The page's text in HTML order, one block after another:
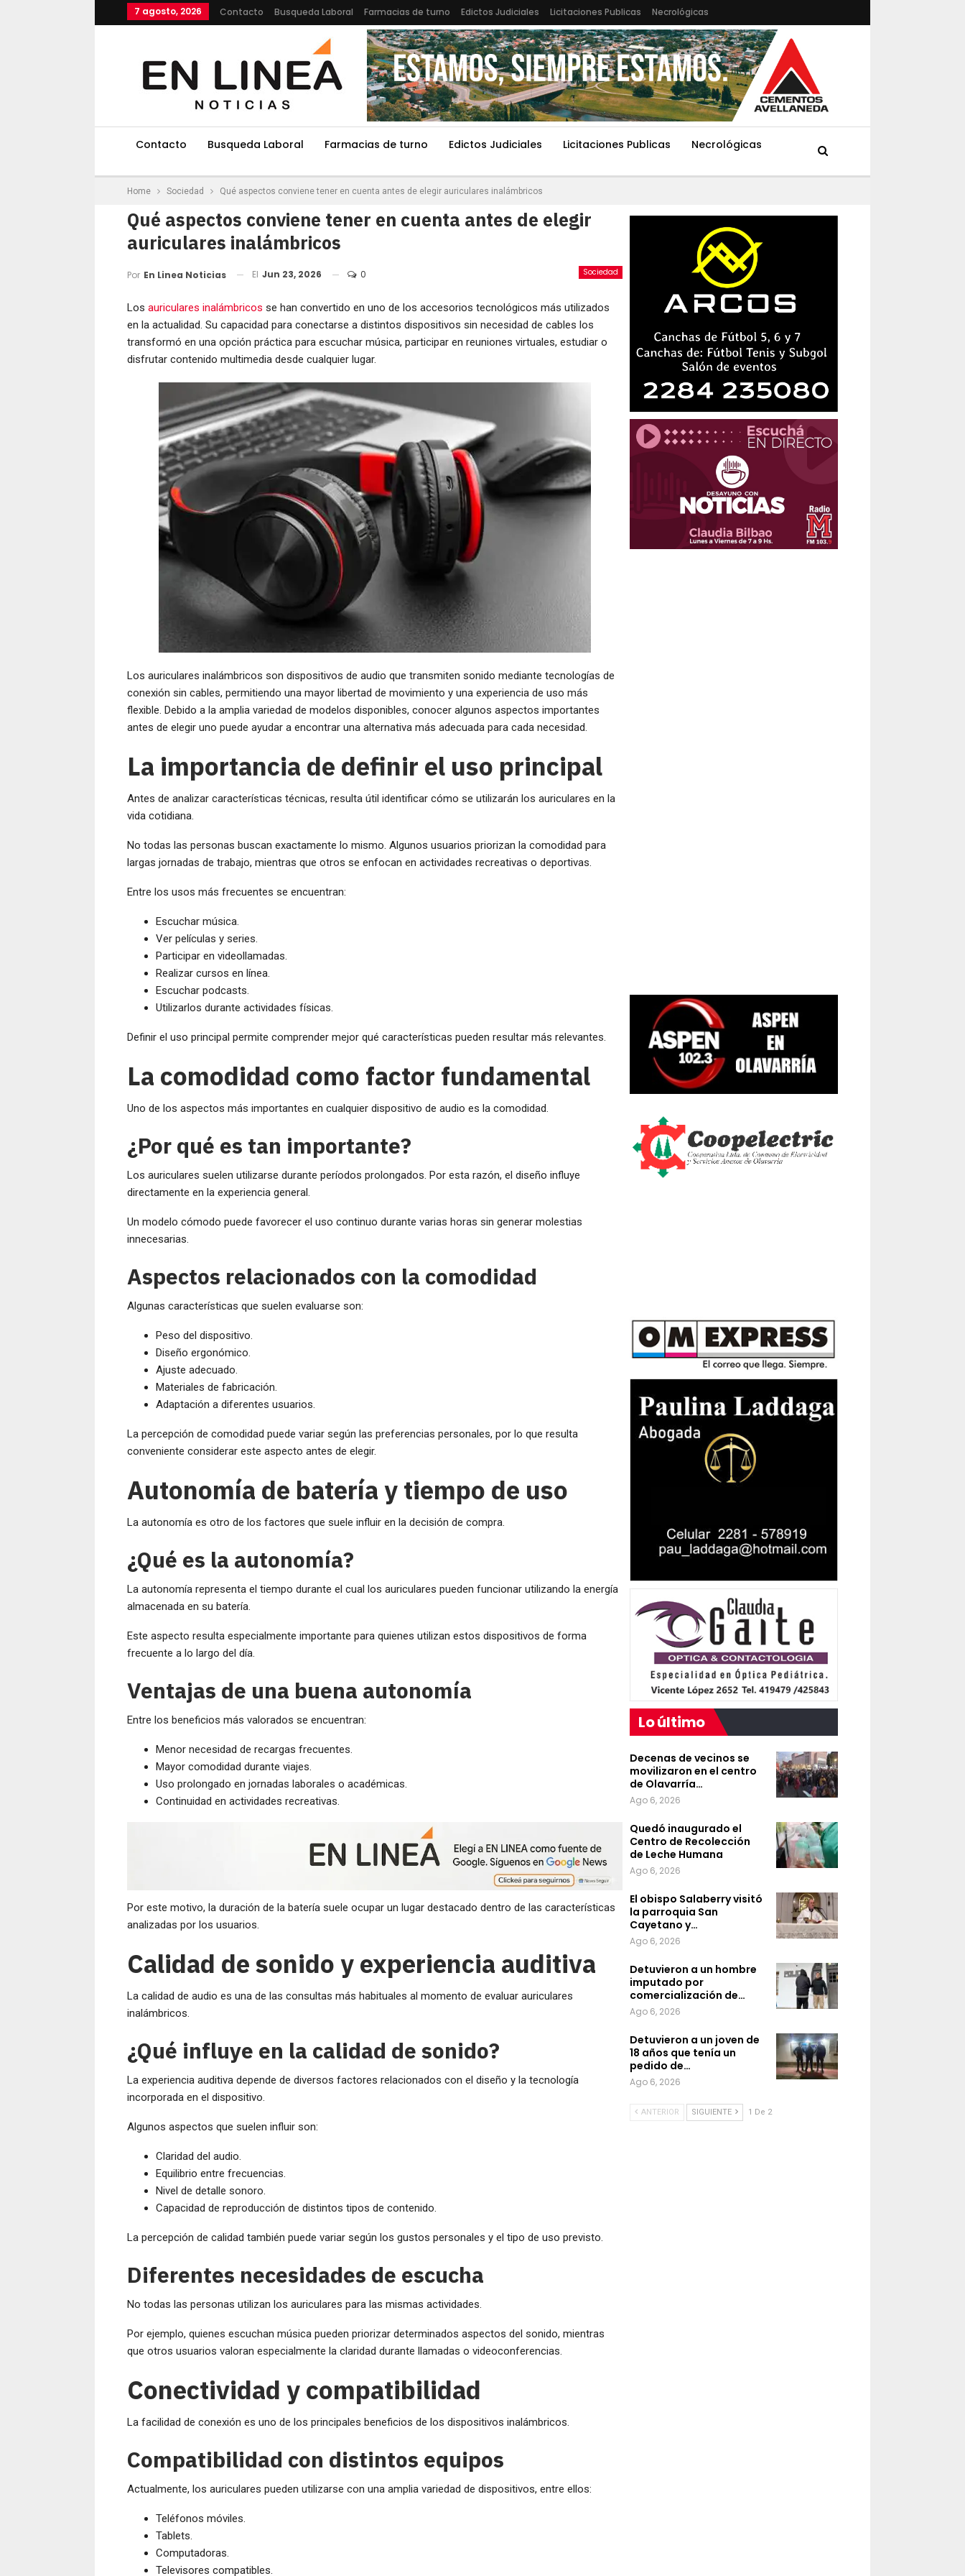
7 agosto, 2026 Contacto Busqueda Laboral Farmacias de turno Edictos Judiciales Licitaciones Publicas Necrológicas
Contacto Busqueda Laboral Farmacias de turno Edictos Judiciales Licitaciones Publicas Necrológicas
Home Sociedad Qué aspectos conviene tener en cuenta antes de elegir auriculares inalámbricos
Qué aspectos conviene tener en cuenta antes de elegir
auriculares inalámbricos
Sociedad
Por En Linea Noticias El Jun 23, 2026 0
Los auriculares inalámbricos se han convertido en uno de los accesorios tecnológicos más utilizados
en la actualidad. Su capacidad para conectarse a distintos dispositivos sin necesidad de cables los
transformó en una opción práctica para escuchar música, participar en reuniones virtuales, estudiar o
disfrutar contenido multimedia desde cualquier lugar.
Los auriculares inalámbricos son dispositivos de audio que transmiten sonido mediante tecnologías de
conexión sin cables, permitiendo una mayor libertad de movimiento y una experiencia de uso más
flexible. Debido a la amplia variedad de modelos disponibles, conocer algunos aspectos importantes
antes de elegir uno puede ayudar a encontrar una alternativa más adecuada para cada necesidad.
La importancia de definir el uso principal
Antes de analizar características técnicas, resulta útil identificar cómo se utilizarán los auriculares en la
vida cotidiana.
No todas las personas buscan exactamente lo mismo. Algunos usuarios priorizan la comodidad para
largas jornadas de trabajo, mientras que otros se enfocan en actividades recreativas o deportivas.
Entre los usos más frecuentes se encuentran:
Escuchar música.
Ver películas y series.
Participar en videollamadas.
Realizar cursos en línea.
Escuchar podcasts.
Utilizarlos durante actividades físicas.
Definir el uso principal permite comprender mejor qué características pueden resultar más relevantes.
La comodidad como factor fundamental
Uno de los aspectos más importantes en cualquier dispositivo de audio es la comodidad.
¿Por qué es tan importante?
Los auriculares suelen utilizarse durante períodos prolongados. Por esta razón, el diseño influye
directamente en la experiencia general.
Un modelo cómodo puede favorecer el uso continuo durante varias horas sin generar molestias
innecesarias.
Aspectos relacionados con la comodidad
Algunas características que suelen evaluarse son:
Peso del dispositivo.
Diseño ergonómico.
Ajuste adecuado.
Materiales de fabricación.
Adaptación a diferentes usuarios.
La percepción de comodidad puede variar según las preferencias personales, por lo que resulta
conveniente considerar este aspecto antes de elegir.
Autonomía de batería y tiempo de uso
La autonomía es otro de los factores que suele influir en la decisión de compra.
¿Qué es la autonomía?
La autonomía representa el tiempo durante el cual los auriculares pueden funcionar utilizando la energía
almacenada en su batería.
Este aspecto resulta especialmente importante para quienes utilizan estos dispositivos de forma
frecuente a lo largo del día.
Ventajas de una buena autonomía
Entre los beneficios más valorados se encuentran:
Menor necesidad de recargas frecuentes.
Mayor comodidad durante viajes.
Uso prolongado en jornadas laborales o académicas.
Continuidad en actividades recreativas.
Por este motivo, la duración de la batería suele ocupar un lugar destacado dentro de las características
analizadas por los usuarios.
Calidad de sonido y experiencia auditiva
La calidad de audio es una de las consultas más habituales al momento de evaluar auriculares
inalámbricos.
¿Qué influye en la calidad de sonido?
La experiencia auditiva depende de diversos factores relacionados con el diseño y la tecnología
incorporada en el dispositivo.
Algunos aspectos que suelen influir son:
Claridad del audio.
Equilibrio entre frecuencias.
Nivel de detalle sonoro.
Capacidad de reproducción de distintos tipos de contenido.
La percepción de calidad también puede variar según los gustos personales y el tipo de uso previsto.
Diferentes necesidades de escucha
No todas las personas utilizan los auriculares para las mismas actividades.
Por ejemplo, quienes escuchan música pueden priorizar determinados aspectos del sonido, mientras
que otros usuarios valoran especialmente la claridad durante llamadas o videoconferencias.
Conectividad y compatibilidad
La facilidad de conexión es uno de los principales beneficios de los dispositivos inalámbricos.
Compatibilidad con distintos equipos
Actualmente, los auriculares pueden utilizarse con una amplia variedad de dispositivos, entre ellos:
Teléfonos móviles.
Tablets.
Computadoras.
Televisores compatibles.
Lo último
Decenas de vecinos se
movilizaron en el centro
de Olavarría…
Ago 6, 2026
Quedó inaugurado el
Centro de Recolección
de Leche Humana
Ago 6, 2026
El obispo Salaberry visitó
la parroquia San
Cayetano y…
Ago 6, 2026
Detuvieron a un hombre
imputado por
comercialización de…
Ago 6, 2026
Detuvieron a un joven de
18 años que tenía un
pedido de…
Ago 6, 2026
ANTERIOR SIGUIENTE 1 De 2